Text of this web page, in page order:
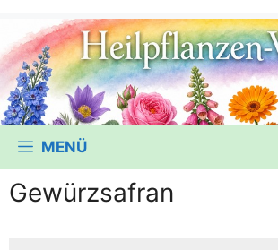
MENÜ
Gewürzsafran